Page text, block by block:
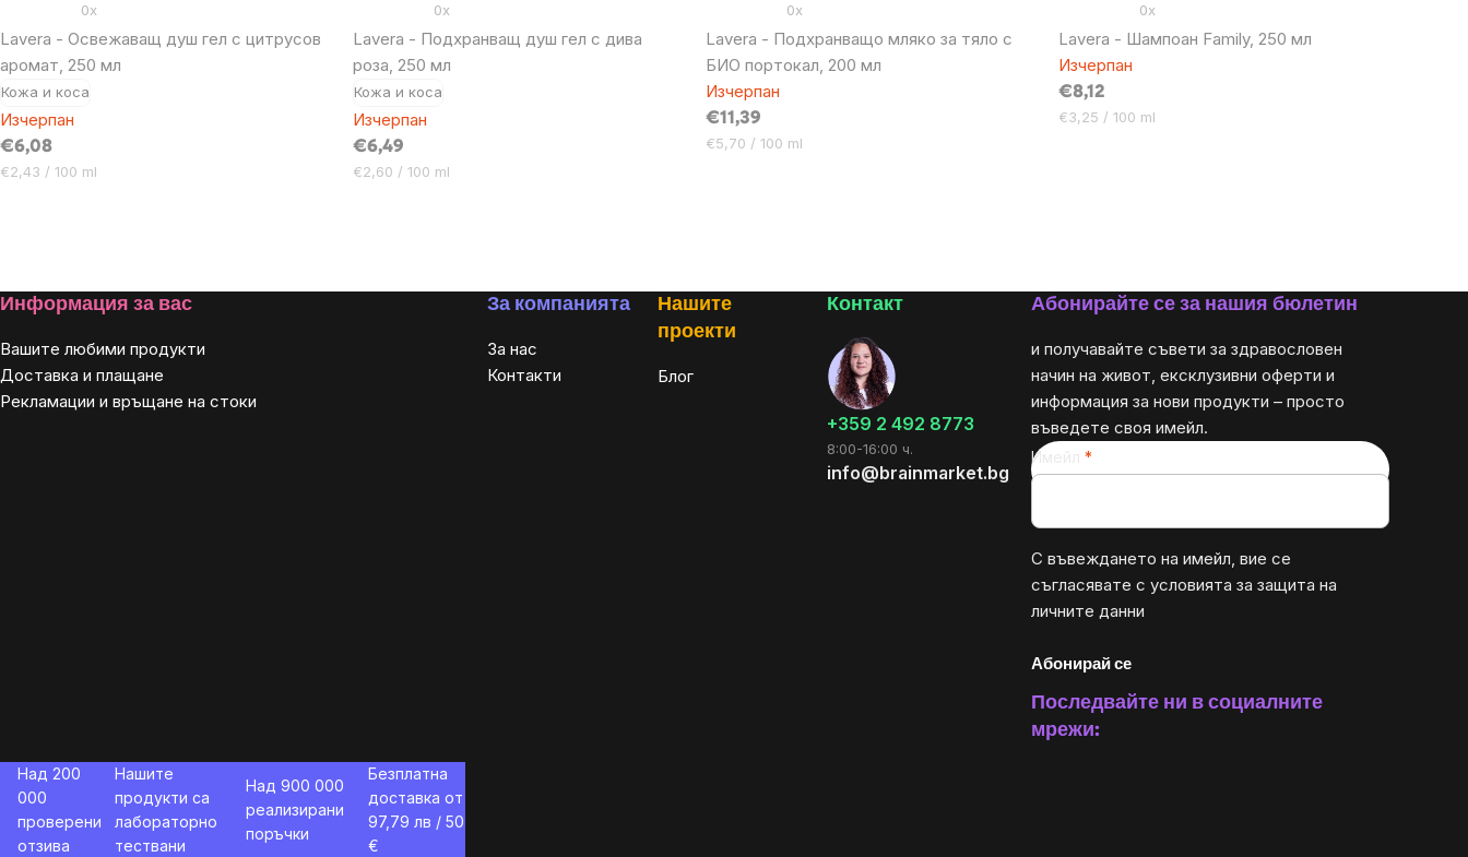
Lavera - Освежаващ душ гел с цитрусов
аромат, 250 мл
Кожа и коса
0x
Изчерпан
€6,08
Цена
€2,43 / 100 ml
Lavera - Подхранващ душ гел с дива
роза, 250 мл
Кожа и коса
0x
Изчерпан
€6,49
Цена
€2,60 / 100 ml
Lavera - Подхранващо мляко за тяло с
БИО портокал, 200 мл
0x
Изчерпан
€11,39
Цена
€5,70 / 100 ml
Lavera - Шампоан Family, 250 мл
0x
Изчерпан
€8,12
Цена
€3,25 / 100 ml
controls
Footer
Информация за вас
Вашите любими продукти
Доставка и плащане
Рекламации и връщане на стоки
За компанията
За нас
Контакти
Нашите
проекти
Блог
Контакт
+359 2 492 8773
8:00-16:00 ч.
info@brainmarket.bg
Абонирайте се за нашия бюлетин
и получавайте съвети за здравословен
начин на живот, ексклузивни оферти и
информация за нови продукти – просто
въведете своя имейл.
Имейл
С въвеждането на имейл, вие се
съгласявате с условията за защита на
личните данни
Абонирай се
Последвайте ни в социалните
мрежи:
Над 200
000
проверени
отзива
Нашите
продукти са
лабораторно
тествани
Над 900 000
реализирани
поръчки
Безплатна
доставка от
97,79 лв / 50
€